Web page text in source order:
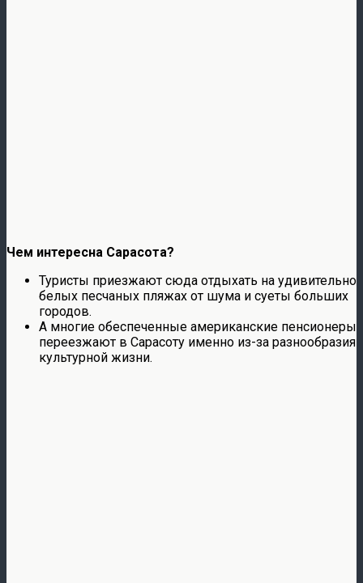
Чем интересна Сарасота?
Туристы приезжают сюда отдыхать на удивительно
белых песчаных пляжах от шума и суеты больших
городов.
А многие обеспеченные американские пенсионеры
переезжают в Сарасоту именно из-за разнообразия
культурной жизни.